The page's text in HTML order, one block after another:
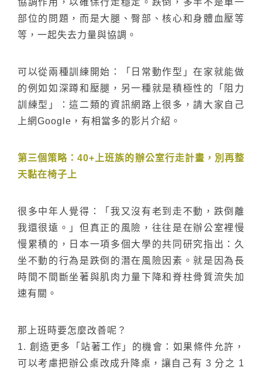
協調作用，以確保行走穩定。跌倒，多半不是單一
部位的問題，而是大腿、臀部、核心和身體血壓等
等，一起失去力量與協調。
可以從兩種訓練開始：「日常動作型」在家就能做
的例如如深蹲和壓腿，另一種就是積極性的「阻力
訓練型」：這二類的資訊網路上很多，請大家自己
上網Google，有相當多的影片介紹。
第三個策略：40+上班族的辦公室行走計畫，別再整
天黏在椅子上
很多中年人覺得：「我又沒有老到走不動，跌倒離
我還很遠。」但真正的風險，往往是在辦公室裡慢
慢累積的，日本一項多個大學的共同研究指出：久
坐不動的行為是跌倒的潛在風險因素。就是因為長
時間不間斷坐著與肌肉力量下降和脊柱骨質流失加
速有關。
那上班時要怎麼改善呢？
1. 創造更多「站著工作」的機會：如果條件允許，
可以考慮把辦公桌改成升降桌，讓自己有 3 分之 1